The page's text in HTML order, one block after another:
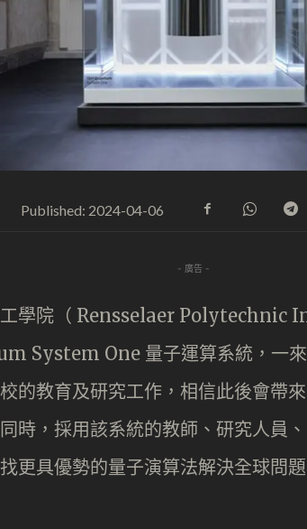
Published: 2024-04-06
- 廣告 -
工學院（ Rensselaer Polytechnic
System One 量子運算系統，一
的教育及研究工作，相信此後會帶
時，採用該系統的教師、研究人員
更具優勢的量子演算法解決全球問